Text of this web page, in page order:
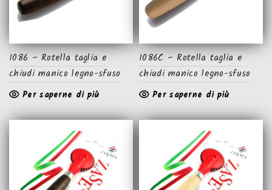
1086 – Rotella taglia e
chiudi manico legno-sfuso
Per saperne di più
1086C – Rotella taglia e
chiudi manico legno-sfuso
Per saperne di più